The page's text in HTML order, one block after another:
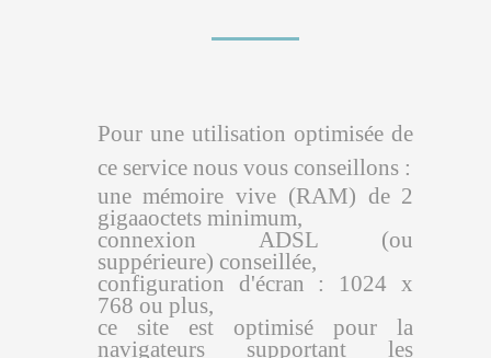
Pour une utilisation optimisée de
ce service nous vous conseillons :
une mémoire vive (RAM) de 2
gigaaoctets minimum,
connexion ADSL (ou
suppérieure) conseillée,
configuration d'écran : 1024 x
768 ou plus,
ce site est optimisé pour la
navigateurs supportant les